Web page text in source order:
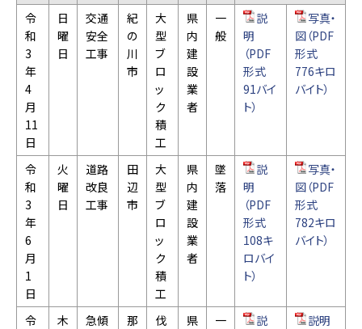
令
和
3
年
4
月
11
日
日
曜
日
交通
安全
工事
紀
の
川
市
大
型
ブ
ロ
ッ
ク
積
工
県
内
建
設
業
者
一
般
説
明
（PDF
形式
91バイ
ト）
写真・
図（PDF
形式
776キロ
バイト）
令
和
3
年
6
月
1
日
火
曜
日
道路
改良
工事
田
辺
市
大
型
ブ
ロ
ッ
ク
積
工
県
内
建
設
業
者
墜
落
説
明
（PDF
形式
108キ
ロバイ
ト）
写真・
図（PDF
形式
782キロ
バイト）
令
木
急傾
那
伐
県
一
説
説明